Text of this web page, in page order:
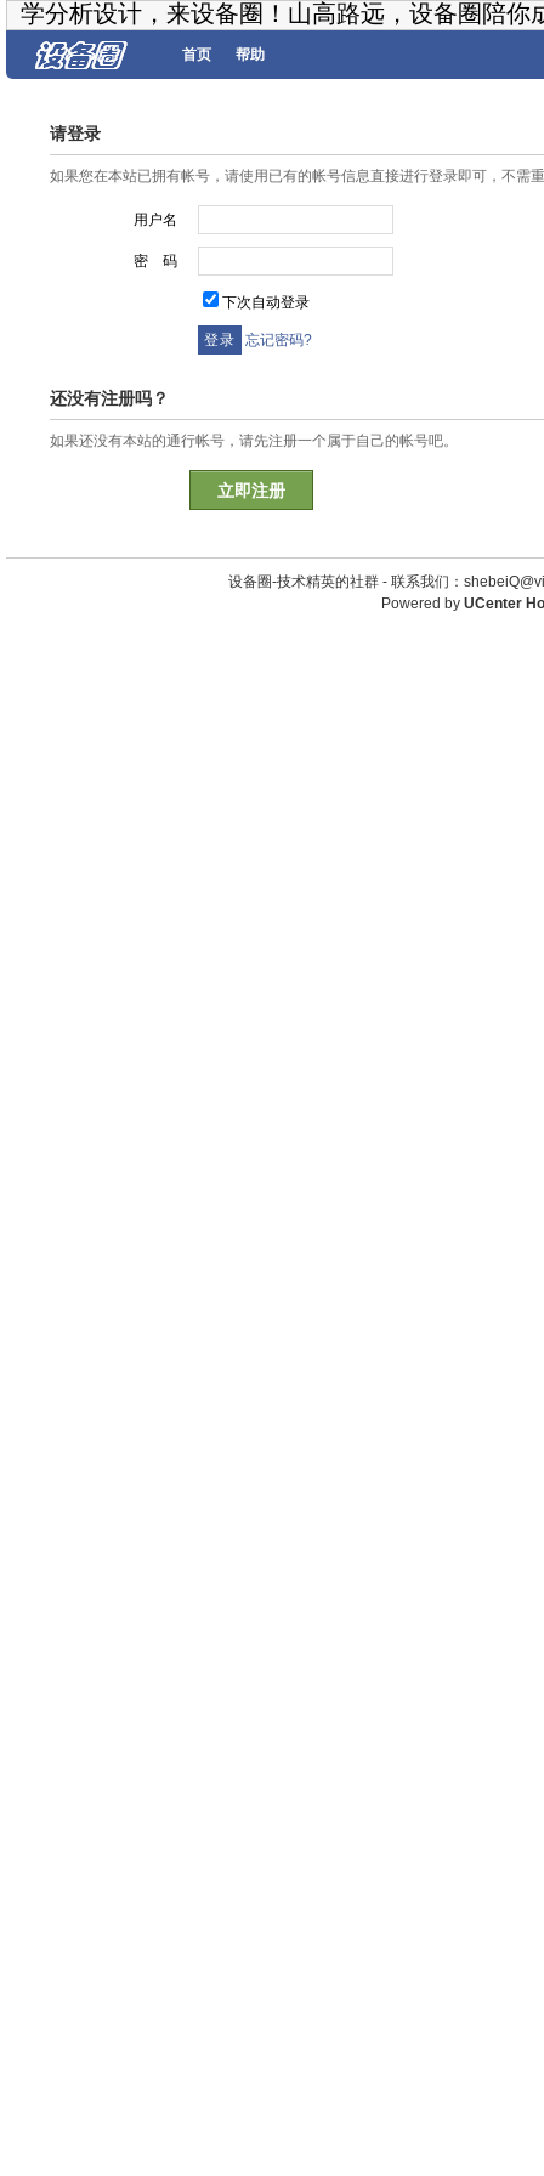
学分析设计，来设备圈！山高路远，设备圈陪你
首页 帮助
请登录
如果您在本站已拥有帐号，请使用已有的帐号信息直接进行登录即可，不需
用户名
密 码
下次自动登录
忘记密码?
还没有注册吗？
如果还没有本站的通行帐号，请先注册一个属于自己的帐号吧。
立即注册
设备圈-技术精英的社群 - 联系我们：
Powered by UCenter